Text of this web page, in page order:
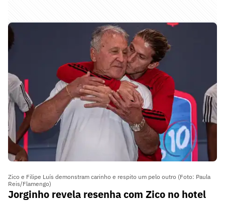
Zico e Filipe Luís demonstram carinho e respito um pelo outro (Foto: Paula
Reis/Flamengo)
Jorginho revela resenha com Zico no hotel